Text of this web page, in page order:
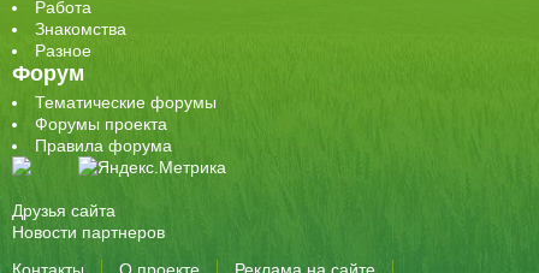
Работа
Знакомства
Разное
Форум
Тематические форумы
Форумы проекта
Правила форума
Друзья сайта
Новости партнеров